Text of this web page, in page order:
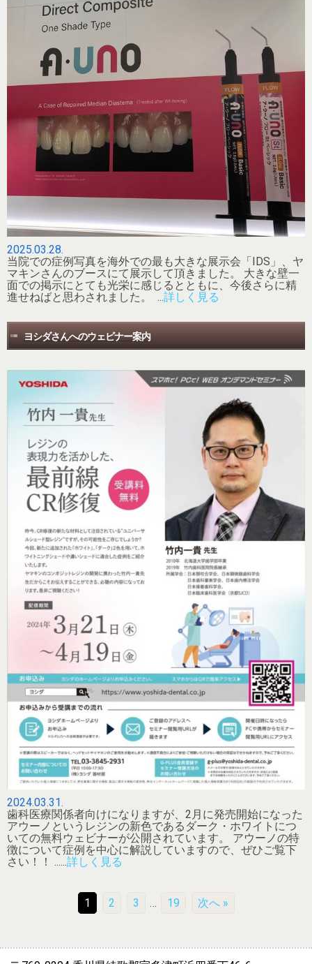
2025.03.28.
当院での症例写真を海外での最も大きな展示会「IDS」、ヤ
マキンさんのブースにて展示して頂きました。 大きな壁一
面での掲示にとても光栄に感じるとともに、今後さらに精
進せねばと思わされました。 ...詳しく見る
ヨシダさんへのウェビナー案内
2024.03.31.
歯科医療関係者向けになりますが、2月に発売開始になった
アウーノというレジンの新色であるダーク・ホワイトにつ
いての無料ウェビナーが公開されています。 アウーノの特
徴について症例を中心に解説していますので、ぜひご覧下
さい！！ ......詳しく見る
1 2 3 … 19 次へ »